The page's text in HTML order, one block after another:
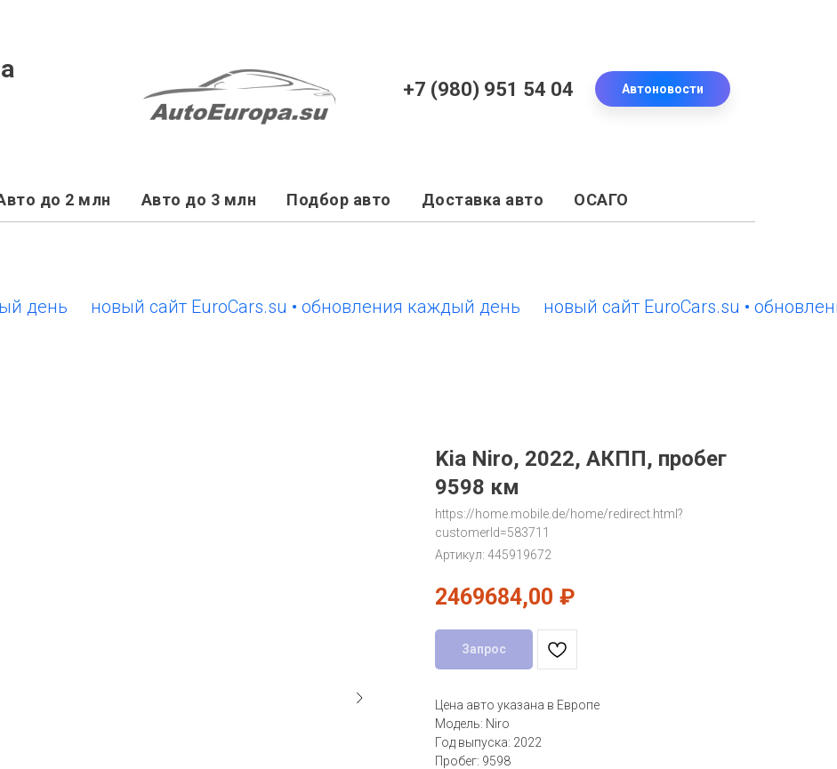
+7 (980) 951 54 04 Автоновости
до 2 млн Авто до 3 млн Подбор авто Доставка авто ОСАГО
новый сайт EuroCars.su • обновления каждый день новый сайт EuroCars.su • обновления
Kia Niro, 2022, АКПП, пробег
9598 км
https://home.mobile.de/home/redirect.html?
customerId=583711
Артикул: 445919672
2469684,00 ₽
Запрос
Цена авто указана в Европе
Модель: Niro
Год выпуска: 2022
Пробег: 9598